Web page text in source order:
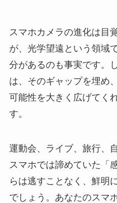
スマホカメラの進化は目
が、光学望遠という領域
分があるのも事実です。
は、そのギャップを埋め
可能性を大きく広げてく
す。
運動会、ライブ、旅行、
スマホでは諦めていた「
らは逃すことなく、鮮明
でしょう。あなたのスマ